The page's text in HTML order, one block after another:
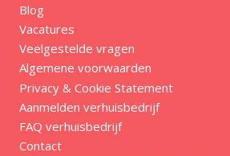
Blog
Vacatures
Veelgestelde vragen
Algemene voorwaarden
Privacy & Cookie Statement
Aanmelden verhuisbedrijf
FAQ verhuisbedrijf
Contact